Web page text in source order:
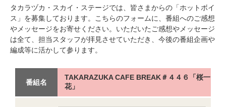
タカラヅカ・スカイ・ステージでは、皆さまからの「ホットボイ
ス」を募集しております。こちらのフォームに、番組へのご感想
やメッセージをお寄せください。いただいたご感想やメッセージ
は全て、担当スタッフが拝見させていただき、今後の番組企画や
編成等に活かして参ります。
番組名
TAKARAZUKA CAFE BREAK＃４４６「桜一
花」